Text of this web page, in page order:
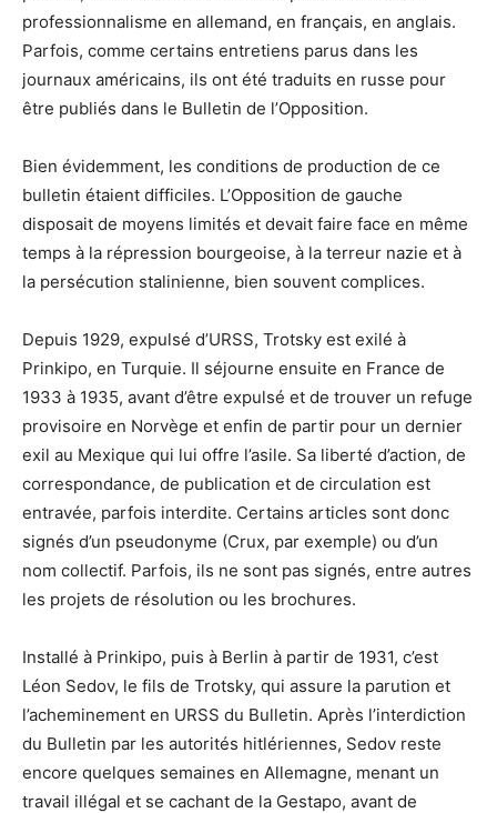
professionnalisme en allemand, en français, en anglais.
Parfois, comme certains entretiens parus dans les
journaux américains, ils ont été traduits en russe pour
être publiés dans le Bulletin de l’Opposition.
Bien évidemment, les conditions de production de ce
bulletin étaient difficiles. L’Opposition de gauche
disposait de moyens limités et devait faire face en même
temps à la répression bourgeoise, à la terreur nazie et à
la persécution stalinienne, bien souvent complices.
Depuis 1929, expulsé d’URSS, Trotsky est exilé à
Prinkipo, en Turquie. Il séjourne ensuite en France de
1933 à 1935, avant d’être expulsé et de trouver un refuge
provisoire en Norvège et enfin de partir pour un dernier
exil au Mexique qui lui offre l’asile. Sa liberté d’action, de
correspondance, de publication et de circulation est
entravée, parfois interdite. Certains articles sont donc
signés d’un pseudonyme (Crux, par exemple) ou d’un
nom collectif. Parfois, ils ne sont pas signés, entre autres
les projets de résolution ou les brochures.
Installé à Prinkipo, puis à Berlin à partir de 1931, c’est
Léon Sedov, le fils de Trotsky, qui assure la parution et
l’acheminement en URSS du Bulletin. Après l’interdiction
du Bulletin par les autorités hitlériennes, Sedov reste
encore quelques semaines en Allemagne, menant un
travail illégal et se cachant de la Gestapo, avant de